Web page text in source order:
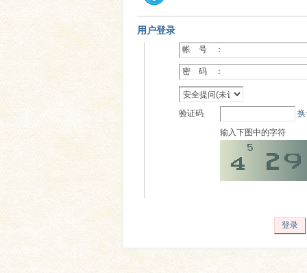
用户登录
帐 号 ：
密 码 ：
验证码
输入下图中的字符
登录